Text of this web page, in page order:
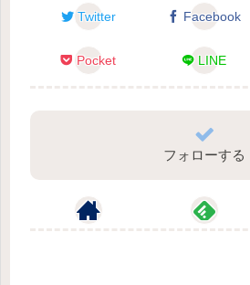
Twitter Facebook
Pocket LINE
フォローする